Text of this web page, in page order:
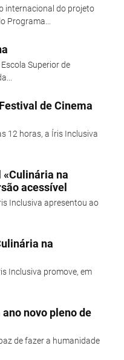
internacional do projeto
Programa...
Superior de
de Cinema
12 horas, a Íris Inclusiva
na
acessível
Inclusiva apresentou ao
na
Inclusiva promove, em
novo pleno de
de fazer a humanidade